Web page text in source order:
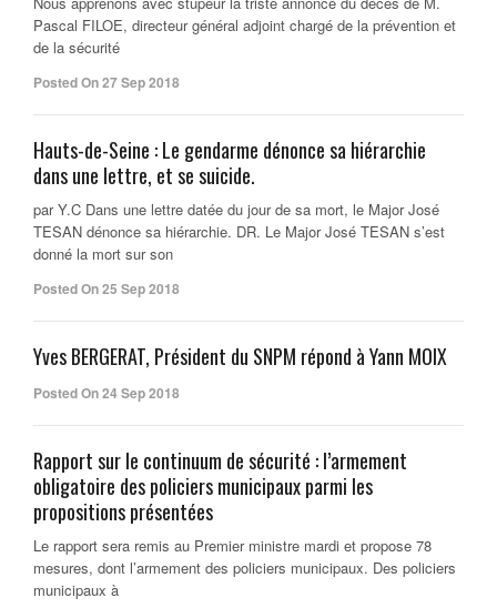
Pascal FILOE, directeur général adjoint chargé de la prévention et
de la sécurité
Posted On 27 Sep 2018
Hauts-de-Seine : Le gendarme dénonce sa hiérarchie
dans une lettre, et se suicide.
par Y.C Dans une lettre datée du jour de sa mort, le Major José
TESAN dénonce sa hiérarchie. DR. Le Major José TESAN s’est
donné la mort sur son
Posted On 25 Sep 2018
Yves BERGERAT, Président du SNPM répond à Yann MOIX
Posted On 24 Sep 2018
Rapport sur le continuum de sécurité : l’armement
obligatoire des policiers municipaux parmi les
propositions présentées
Le rapport sera remis au Premier ministre mardi et propose 78
mesures, dont l’armement des policiers municipaux. Des policiers
municipaux à